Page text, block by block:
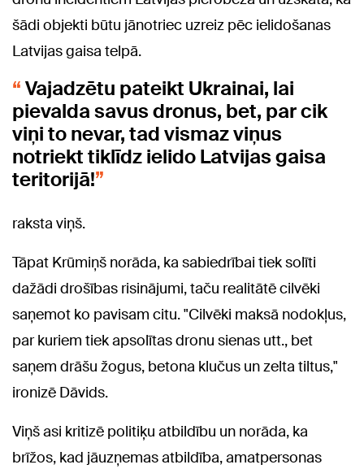
šādi objekti būtu jānotriec uzreiz pēc ielidošanas
Latvijas gaisa telpā.
Vajadzētu pateikt Ukrainai, lai
pievalda savus dronus, bet, par cik
viņi to nevar, tad vismaz viņus
notriekt tiklīdz ielido Latvijas gaisa
teritorijā!
raksta viņš.
Tāpat Krūmiņš norāda, ka sabiedrībai tiek solīti
dažādi drošības risinājumi, taču realitātē cilvēki
saņemot ko pavisam citu. "Cilvēki maksā nodokļus,
par kuriem tiek apsolītas dronu sienas utt., bet
saņem drāšu žogus, betona klučus un zelta tiltus,"
ironizē Dāvids.
Viņš asi kritizē politiķu atbildību un norāda, ka
brīžos, kad jāuzņemas atbildība, amatpersonas